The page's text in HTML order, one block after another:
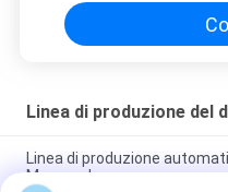
Linea di produzione del
Linea di produzione
Maamoul